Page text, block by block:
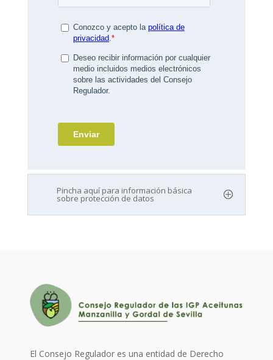
Pincha aquí para información básica
sobre protección de datos
El Consejo Regulador es una entidad de Derecho